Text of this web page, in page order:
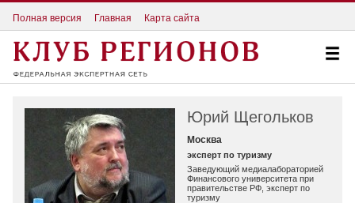
Полная версия Главная Карта сайта
Юрий Щегольков
Москва
эксперт по туризму
Заведующий медиалабораторией
Финансового университета при
правительстве РФ, эксперт по
туризму